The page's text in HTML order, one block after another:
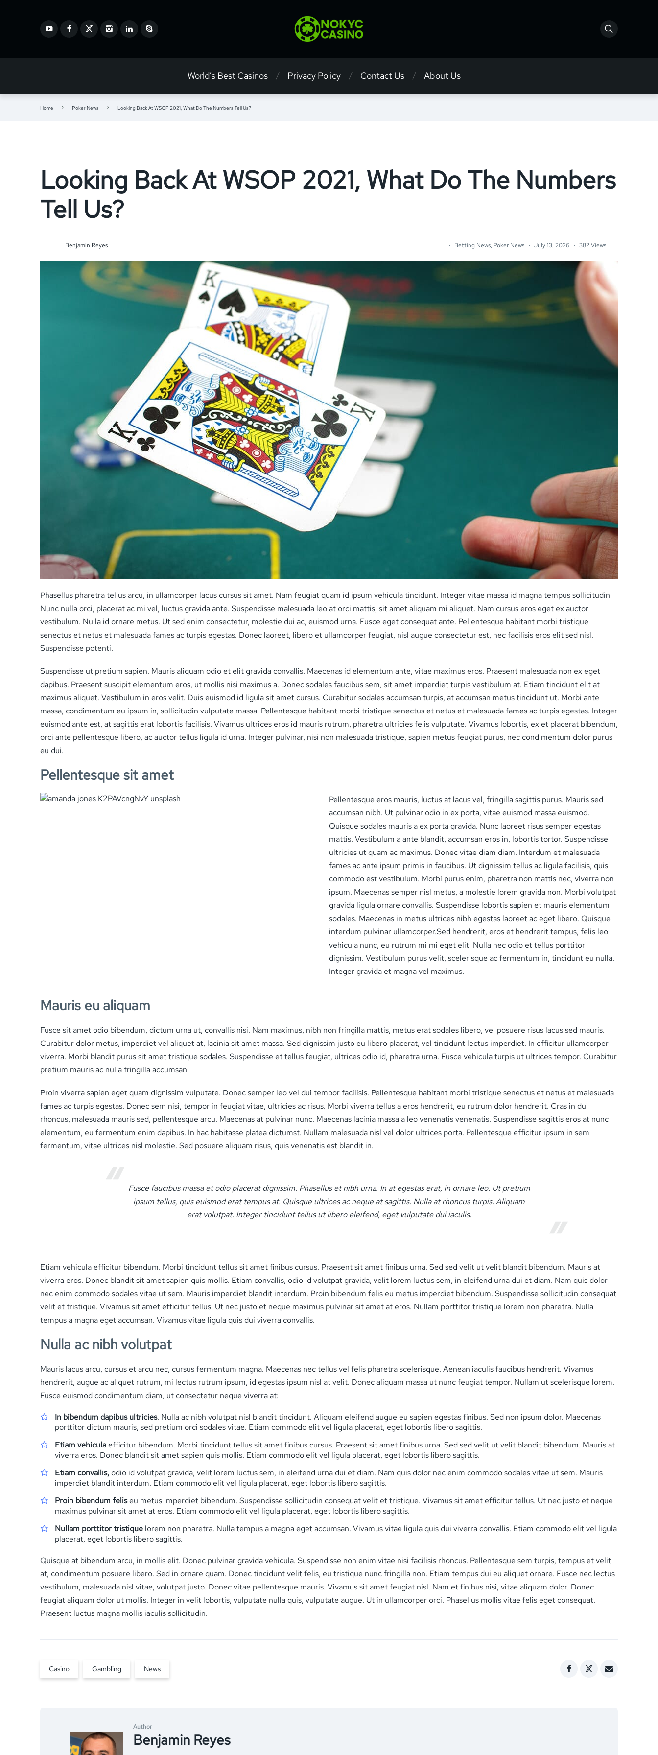
World’s Best Casinos Privacy Policy Contact Us About Us
Home Poker News Looking Back At WSOP 2021, What Do The Numbers Tell Us?
Looking Back At WSOP 2021, What Do The Numbers
Tell Us?
Benjamin Reyes Betting News, Poker News July 13, 2026 382 Views
Phasellus pharetra tellus arcu, in ullamcorper lacus cursus sit amet. Nam feugiat quam id ipsum vehicula tincidunt. Integer vitae massa id magna tempus sollicitudin.
Nunc nulla orci, placerat ac mi vel, luctus gravida ante. Suspendisse malesuada leo at orci mattis, sit amet aliquam mi aliquet. Nam cursus eros eget ex auctor
vestibulum. Nulla id ornare metus. Ut sed enim consectetur, molestie dui ac, euismod urna. Fusce eget consequat ante. Pellentesque habitant morbi tristique
senectus et netus et malesuada fames ac turpis egestas. Donec laoreet, libero et ullamcorper feugiat, nisl augue consectetur est, nec facilisis eros elit sed nisl.
Suspendisse potenti.
Suspendisse ut pretium sapien. Mauris aliquam odio et elit gravida convallis. Maecenas id elementum ante, vitae maximus eros. Praesent malesuada non ex eget
dapibus. Praesent suscipit elementum eros, ut mollis nisi maximus a. Donec sodales faucibus sem, sit amet imperdiet turpis vestibulum at. Etiam tincidunt elit at
maximus aliquet. Vestibulum in eros velit. Duis euismod id ligula sit amet cursus. Curabitur sodales accumsan turpis, at accumsan metus tincidunt ut. Morbi ante
massa, condimentum eu ipsum in, sollicitudin vulputate massa. Pellentesque habitant morbi tristique senectus et netus et malesuada fames ac turpis egestas. Integer
euismod ante est, at sagittis erat lobortis facilisis. Vivamus ultrices eros id mauris rutrum, pharetra ultricies felis vulputate. Vivamus lobortis, ex et placerat bibendum,
orci ante pellentesque libero, ac auctor tellus ligula id urna. Integer pulvinar, nisi non malesuada tristique, sapien metus feugiat purus, nec condimentum dolor purus
eu dui.
Pellentesque sit amet
Pellentesque eros mauris, luctus at lacus vel, fringilla sagittis purus. Mauris sed
accumsan nibh. Ut pulvinar odio in ex porta, vitae euismod massa euismod.
Quisque sodales mauris a ex porta gravida. Nunc laoreet risus semper egestas
mattis. Vestibulum a ante blandit, accumsan eros in, lobortis tortor. Suspendisse
ultricies ut quam ac maximus. Donec vitae diam diam. Interdum et malesuada
fames ac ante ipsum primis in faucibus. Ut dignissim tellus ac ligula facilisis, quis
commodo est vestibulum. Morbi purus enim, pharetra non mattis nec, viverra non
ipsum. Maecenas semper nisl metus, a molestie lorem gravida non. Morbi volutpat
gravida ligula ornare convallis. Suspendisse lobortis sapien et mauris elementum
sodales. Maecenas in metus ultrices nibh egestas laoreet ac eget libero. Quisque
interdum pulvinar ullamcorper.Sed hendrerit, eros et hendrerit tempus, felis leo
vehicula nunc, eu rutrum mi mi eget elit. Nulla nec odio et tellus porttitor
dignissim. Vestibulum purus velit, scelerisque ac fermentum in, tincidunt eu nulla.
Integer gravida et magna vel maximus.
Mauris eu aliquam
Fusce sit amet odio bibendum, dictum urna ut, convallis nisi. Nam maximus, nibh non fringilla mattis, metus erat sodales libero, vel posuere risus lacus sed mauris.
Curabitur dolor metus, imperdiet vel aliquet at, lacinia sit amet massa. Sed dignissim justo eu libero placerat, vel tincidunt lectus imperdiet. In efficitur ullamcorper
viverra. Morbi blandit purus sit amet tristique sodales. Suspendisse et tellus feugiat, ultrices odio id, pharetra urna. Fusce vehicula turpis ut ultrices tempor. Curabitur
pretium mauris ac nulla fringilla accumsan.
Proin viverra sapien eget quam dignissim vulputate. Donec semper leo vel dui tempor facilisis. Pellentesque habitant morbi tristique senectus et netus et malesuada
fames ac turpis egestas. Donec sem nisi, tempor in feugiat vitae, ultricies ac risus. Morbi viverra tellus a eros hendrerit, eu rutrum dolor hendrerit. Cras in dui
rhoncus, malesuada mauris sed, pellentesque arcu. Maecenas at pulvinar nunc. Maecenas lacinia massa a leo venenatis venenatis. Suspendisse sagittis eros at nunc
elementum, eu fermentum enim dapibus. In hac habitasse platea dictumst. Nullam malesuada nisl vel dolor ultrices porta. Pellentesque efficitur ipsum in sem
fermentum, vitae ultrices nisl molestie. Sed posuere aliquam risus, quis venenatis est blandit in.
Fusce faucibus massa et odio placerat dignissim. Phasellus et nibh urna. In at egestas erat, in ornare leo. Ut pretium
ipsum tellus, quis euismod erat tempus at. Quisque ultrices ac neque at sagittis. Nulla at rhoncus turpis. Aliquam
erat volutpat. Integer tincidunt tellus ut libero eleifend, eget vulputate dui iaculis.
Etiam vehicula efficitur bibendum. Morbi tincidunt tellus sit amet finibus cursus. Praesent sit amet finibus urna. Sed sed velit ut velit blandit bibendum. Mauris at
viverra eros. Donec blandit sit amet sapien quis mollis. Etiam convallis, odio id volutpat gravida, velit lorem luctus sem, in eleifend urna dui et diam. Nam quis dolor
nec enim commodo sodales vitae ut sem. Mauris imperdiet blandit interdum. Proin bibendum felis eu metus imperdiet bibendum. Suspendisse sollicitudin consequat
velit et tristique. Vivamus sit amet efficitur tellus. Ut nec justo et neque maximus pulvinar sit amet at eros. Nullam porttitor tristique lorem non pharetra. Nulla
tempus a magna eget accumsan. Vivamus vitae ligula quis dui viverra convallis.
Nulla ac nibh volutpat
Mauris lacus arcu, cursus et arcu nec, cursus fermentum magna. Maecenas nec tellus vel felis pharetra scelerisque. Aenean iaculis faucibus hendrerit. Vivamus
hendrerit, augue ac aliquet rutrum, mi lectus rutrum ipsum, id egestas ipsum nisl at velit. Donec aliquam massa ut nunc feugiat tempor. Nullam ut scelerisque lorem.
Fusce euismod condimentum diam, ut consectetur neque viverra at:
In bibendum dapibus ultricies. Nulla ac nibh volutpat nisl blandit tincidunt. Aliquam eleifend augue eu sapien egestas finibus. Sed non ipsum dolor. Maecenas
porttitor dictum mauris, sed pretium orci sodales vitae. Etiam commodo elit vel ligula placerat, eget lobortis libero sagittis.
Etiam vehiculaefficitur bibendum. Morbi tincidunt tellus sit amet finibus cursus. Praesent sit amet finibus urna. Sed sed velit ut velit blandit bibendum. Mauris at
viverra eros. Donec blandit sit amet sapien quis mollis. Etiam commodo elit vel ligula placerat, eget lobortis libero sagittis.
Etiam convallis,odio id volutpat gravida, velit lorem luctus sem, in eleifend urna dui et diam. Nam quis dolor nec enim commodo sodales vitae ut sem. Mauris
imperdiet blandit interdum. Etiam commodo elit vel ligula placerat, eget lobortis libero sagittis.
Proin bibendum feliseu metus imperdiet bibendum. Suspendisse sollicitudin consequat velit et tristique. Vivamus sit amet efficitur tellus. Ut nec justo et neque
maximus pulvinar sit amet at eros. Etiam commodo elit vel ligula placerat, eget lobortis libero sagittis.
Nullam porttitor tristique lorem non pharetra. Nulla tempus a magna eget accumsan. Vivamus vitae ligula quis dui viverra convallis. Etiam commodo elit vel ligula
placerat, eget lobortis libero sagittis.
Quisque at bibendum arcu, in mollis elit. Donec pulvinar gravida vehicula. Suspendisse non enim vitae nisi facilisis rhoncus. Pellentesque sem turpis, tempus et velit
at, condimentum posuere libero. Sed in ornare quam. Donec tincidunt velit felis, eu tristique nunc fringilla non. Etiam tempus dui eu aliquet ornare. Fusce nec lectus
vestibulum, malesuada nisl vitae, volutpat justo. Donec vitae pellentesque mauris. Vivamus sit amet feugiat nisl. Nam et finibus nisi, vitae aliquam dolor. Donec
feugiat aliquam dolor ut mollis. Integer in velit lobortis, vulputate nulla quis, vulputate augue. Ut in ullamcorper orci. Phasellus mollis vitae felis eget consequat.
Praesent luctus magna mollis iaculis sollicitudin.
Casino Gambling News
Author
Benjamin Reyes